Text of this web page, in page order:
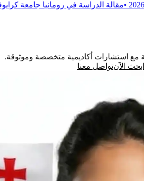
في رومانيا جامعة كرايوفا للطب والصيدلة •
مع استشارات أكاديمية متخصصة وموثوقة.
ابحث الآنتواصل معنا